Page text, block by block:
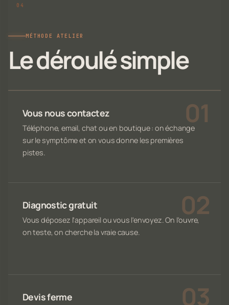
MÉTHODE ATELIER
Le déroulé simple
Vous nous contactez
Téléphone, email, chat ou en boutique : on échange
sur le symptôme et on vous donne les premières
pistes.
Diagnostic gratuit
Vous déposez l'appareil ou vous l'envoyez. On l'ouvre,
on teste, on cherche la vraie cause.
Devis ferme